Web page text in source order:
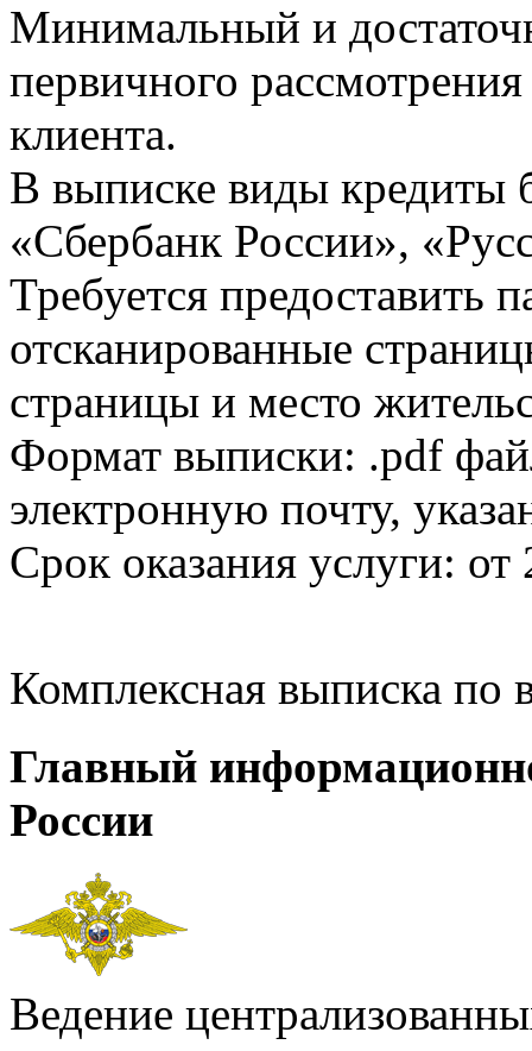
Минимальный и
первичного
клиента.
В выписке виды кредиты
«Сбербанк России»,
Требуется предоставить
отсканированные
страницы и место
Формат выписки: .pdf
электронную почту,
Срок оказания услуги: от
Комплексная выписка
Главный
России
Ведение